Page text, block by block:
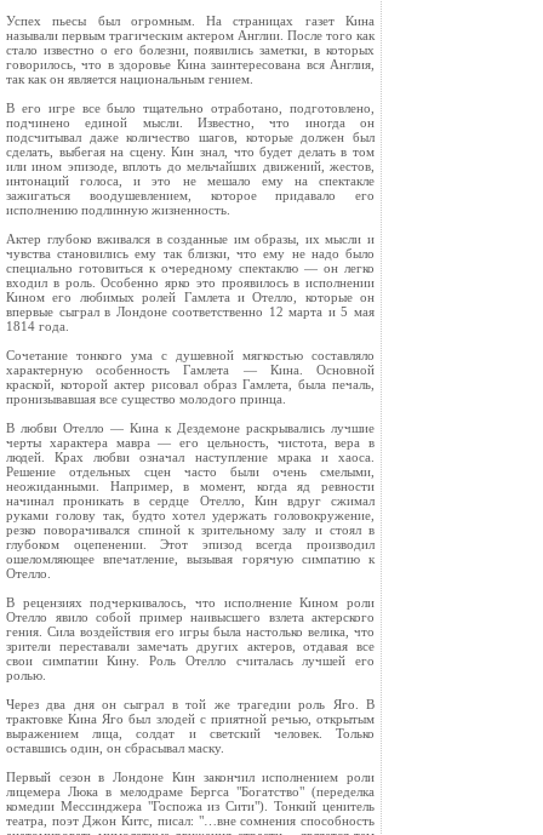
Успех пьесы был огромным. На страницах газет Кина
называли первым трагическим актером Англии. После того как
стало известно о его болезни, появились заметки, в которых
говорилось, что в здоровье Кина заинтересована вся Англия,
так как он является национальным гением.
В его игре все было тщательно отработано, подготовлено,
подчинено единой мысли. Известно, что иногда он
подсчитывал даже количество шагов, которые должен был
сделать, выбегая на сцену. Кин знал, что будет делать в том
или ином эпизоде, вплоть до мельчайших движений, жестов,
интонаций голоса, и это не мешало ему на спектакле
зажигаться воодушевлением, которое придавало его
исполнению подлинную жизненность.
Актер глубоко вживался в созданные им образы, их мысли и
чувства становились ему так близки, что ему не надо было
специально готовиться к очередному спектаклю — он легко
входил в роль. Особенно ярко это проявилось в исполнении
Кином его любимых ролей Гамлета и Отелло, которые он
впервые сыграл в Лондоне соответственно 12 марта и 5 мая
1814 года.
Сочетание тонкого ума с душевной мягкостью составляло
характерную особенность Гамлета — Кина. Основной
краской, которой актер рисовал образ Гамлета, была печаль,
пронизывавшая все существо молодого принца.
В любви Отелло — Кина к Дездемоне раскрывались лучшие
черты характера мавра — его цельность, чистота, вера в
людей. Крах любви означал наступление мрака и хаоса.
Решение отдельных сцен часто были очень смелыми,
неожиданными. Например, в момент, когда яд ревности
начинал проникать в сердце Отелло, Кин вдруг сжимал
руками голову так, будто хотел удержать головокружение,
резко поворачивался спиной к зрительному залу и стоял в
глубоком оцепенении. Этот эпизод всегда производил
ошеломляющее впечатление, вызывая горячую симпатию к
Отелло.
В рецензиях подчеркивалось, что исполнение Кином роли
Отелло явило собой пример наивысшего взлета актерского
гения. Сила воздействия его игры была настолько велика, что
зрители переставали замечать других актеров, отдавая все
свои симпатии Кину. Роль Отелло считалась лучшей его
ролью.
Через два дня он сыграл в той же трагедии роль Яго. В
трактовке Кина Яго был злодей с приятной речью, открытым
выражением лица, солдат и светский человек. Только
оставшись один, он сбрасывал маску.
Первый сезон в Лондоне Кин закончил исполнением роли
лицемера Люка в мелодраме Бергса "Богатство" (переделка
комедии Мессинджера "Госпожа из Сити"). Тонкий ценитель
театра, поэт Джон Китс, писал: "…вне сомнения способность